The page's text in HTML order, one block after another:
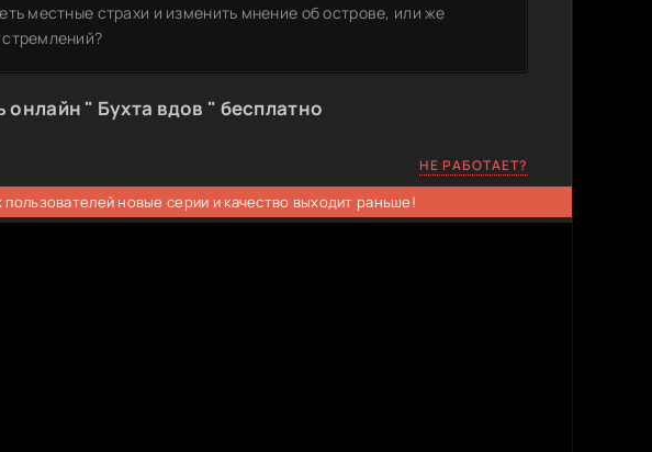
местные страхи и изменить мнение об острове, или же
онлайн " Бухта вдов " бесплатно
НЕ РАБОТАЕТ?
новые серии и качество выходит раньше!